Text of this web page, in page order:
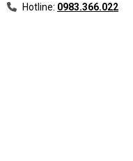
Hotline: 0983.366.022